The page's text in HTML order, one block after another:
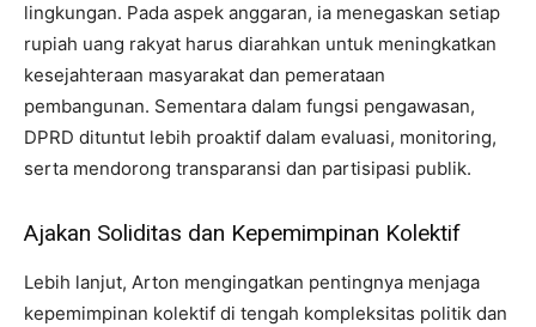
lingkungan. Pada aspek anggaran, ia menegaskan setiap
rupiah uang rakyat harus diarahkan untuk meningkatkan
kesejahteraan masyarakat dan pemerataan
pembangunan. Sementara dalam fungsi pengawasan,
DPRD dituntut lebih proaktif dalam evaluasi, monitoring,
serta mendorong transparansi dan partisipasi publik.
Ajakan Soliditas dan Kepemimpinan Kolektif
Lebih lanjut, Arton mengingatkan pentingnya menjaga
kepemimpinan kolektif di tengah kompleksitas politik dan